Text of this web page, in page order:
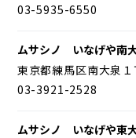
03-5935-6550
ムサシノ いなげや南
東京都練馬区南大泉
03-3921-2528
ムサシノ いなげや東